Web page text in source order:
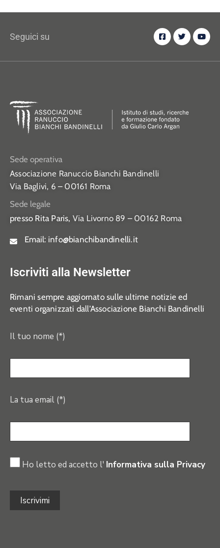
Seguici su
Sede operativa
Associazione Ranuccio Bianchi Bandinelli
Via Baglivi, 6 – 00161 Roma
Sede legale
presso Rita Paris, Via Livorno 89 – 00162 Roma
Email: info@bianchibandinelli.it
Iscriviti alla Newsletter
Rimani sempre aggiornato sulle ultime notizie ed
eventi organizzati dall’Associazione Bianchi Bandinelli
Il tuo nome (*)
La tua email (*)
Ho letto ed accetto l' Informativa sulla Privacy